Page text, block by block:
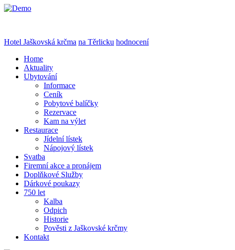
Hotel Jaškovská krčma na Těrlicku hodnocení
Home
Aktuality
Ubytování
Informace
Ceník
Pobytové balíčky
Rezervace
Kam na výlet
Restaurace
Jídelní lístek
Nápojový lístek
Svatba
Firemní akce a pronájem
Doplňkové Služby
Dárkové poukazy
750 let
Kalba
Odpich
Historie
Pověsti z Jaškovské krčmy
Kontakt